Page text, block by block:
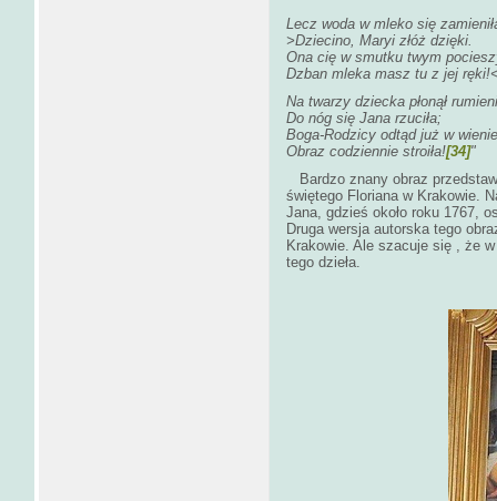
Lecz woda w mleko się
>Dziecino, Maryi złóż dzięki.
Ona cię w smutku twym
Dzban mleka masz tu z jej
Na twarzy dziecka płonął
Do nóg się Jana rzuciła;
Boga-Rodzicy odtąd już w
Obraz codziennie stroiła![34]"
Bardzo znany obraz
świętego Floriana w Krakowie.
Jana, gdzieś około roku 1767,
Druga wersja autorska tego
Krakowie. Ale szacuje się , że
tego dzieła.